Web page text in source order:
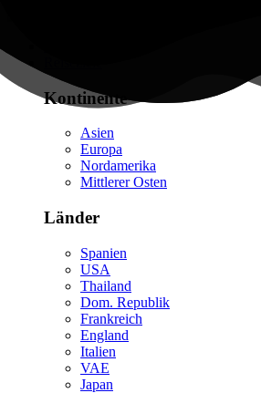
Kontinente
Asien
Europa
Nordamerika
Mittlerer Osten
Länder
Spanien
USA
Thailand
Dom. Republik
Frankreich
England
Italien
VAE
Japan